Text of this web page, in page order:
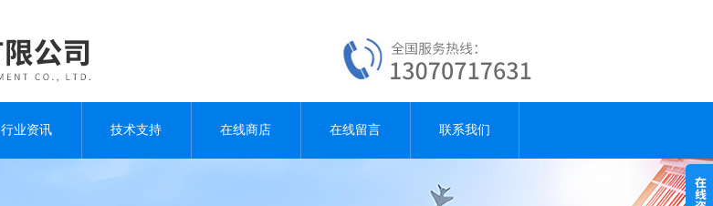
行业资讯 技术支持 在线商店 在线留言 联系我们